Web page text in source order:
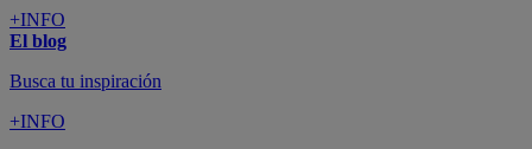
+INFO
El blog
Busca tu inspiración
+INFO